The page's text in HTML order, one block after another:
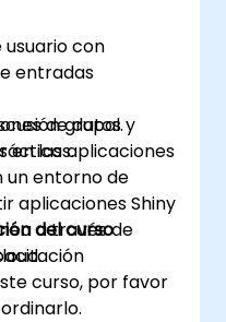
con
entradas
de datos y
en las aplicaciones
aplicaciones Shiny
a través de
grupal.
un entorno de
del curso
curso, por favor